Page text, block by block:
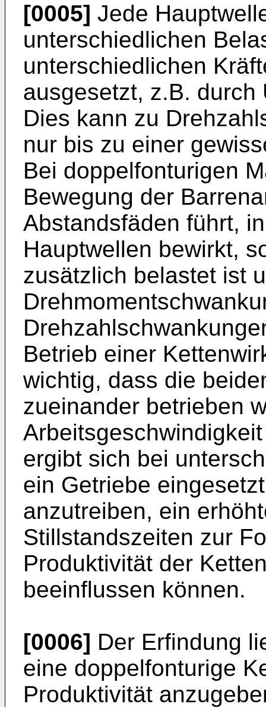
[0005] Jede
unterschiedlichen
unterschiedlichen
ausgesetzt, z.B. durch
Dies kann zu
nur bis zu einer
Bei doppelfonturigen
Bewegung der
Abstandsfäden führt,
Hauptwellen bewirkt,
zusätzlich belastet ist
Betrieb einer
wichtig, dass die
zueinander betrieben
ergibt sich bei
ein Getriebe
anzutreiben, ein
Stillstandszeiten zur
Produktivität der
beeinflussen können.
[0006] Der Erfindung
eine doppelfonturige
Produktivität